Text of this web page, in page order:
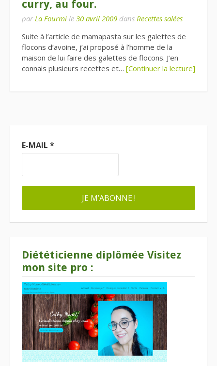
curry, au four.
par La Fourmi le 30 avril 2009 dans Recettes salées
Suite à l’article de mamapasta sur les galettes de
flocons d’avoine, j’ai proposé à l’homme de la
maison de lui faire des galettes de flocons. J’en
connais plusieurs recettes et… [Continuer la lecture]
E-MAIL *
Diététicienne diplômée Visitez
mon site pro :